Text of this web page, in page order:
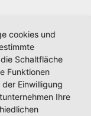
cookies und
Schaltfläche
Funktionen
Einwilligung
Ihre